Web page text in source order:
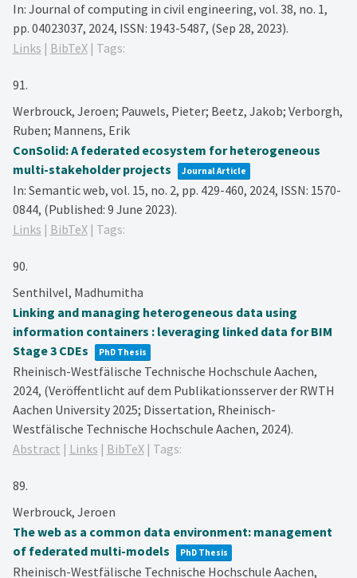
In: Journal of computing in civil engineering, vol. 38, no. 1,
pp. 04023037, 2024, ISSN: 1943-5487, (Sep 28, 2023).
Links | BibTeX| Tags:
91.
Werbrouck, Jeroen; Pauwels, Pieter; Beetz, Jakob; Verborgh,
Ruben; Mannens, Erik
ConSolid: A federated ecosystem for heterogeneous
multi-stakeholder projects
Journal Article
In: Semantic web, vol. 15, no. 2, pp. 429-460, 2024, ISSN: 1570-
0844, (Published: 9 June 2023).
Links | BibTeX| Tags:
90.
Senthilvel, Madhumitha
Linking and managing heterogeneous data using
information containers : leveraging linked data for BIM
Stage 3 CDEs
PhD Thesis
Rheinisch-Westfälische Technische Hochschule Aachen,
2024, (Veröffentlicht auf dem Publikationsserver der RWTH
Aachen University 2025; Dissertation, Rheinisch-
Westfälische Technische Hochschule Aachen, 2024).
Abstract | Links | BibTeX| Tags:
89.
Werbrouck, Jeroen
The web as a common data environment: management
of federated multi-models
PhD Thesis
Rheinisch-Westfälische Technische Hochschule Aachen,